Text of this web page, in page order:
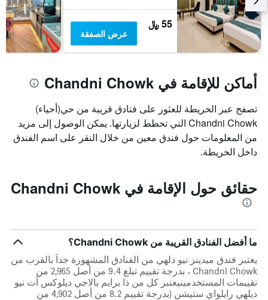
55 ﷼
عرض الصفقة
أماكن للإقامة في Chandni Chowk
تصفح عبر الخريطة للعثور على فنادق قريبة من حي(أحياء)
Chandni Chowk التي تخطط لزيارتها. يمكن الوصول إلى مزيد
من المعلومات حول فندق معين من خلال النقر على اسم الفندق
داخل الخريطة.
حقائق حول الإقامة في Chandni Chowk
ما أفضل الفنادق القريبة من Chandni Chowk؟
يعتبر فندق ميدينز نيو دلهي من الفنادق المشهورة جداً بالقرب من
Chandni Chowk ، بدرجة تقييم تبلغ 9.4 من أصل 2,965 من
تقييمات المستخدمينيعتبر كل من ذا برايم بالاجي ديلوكس آت نيو
ديلهي رايلواي ستيشن (بدرجة تقييم 8.2 من أصل 4,902 من